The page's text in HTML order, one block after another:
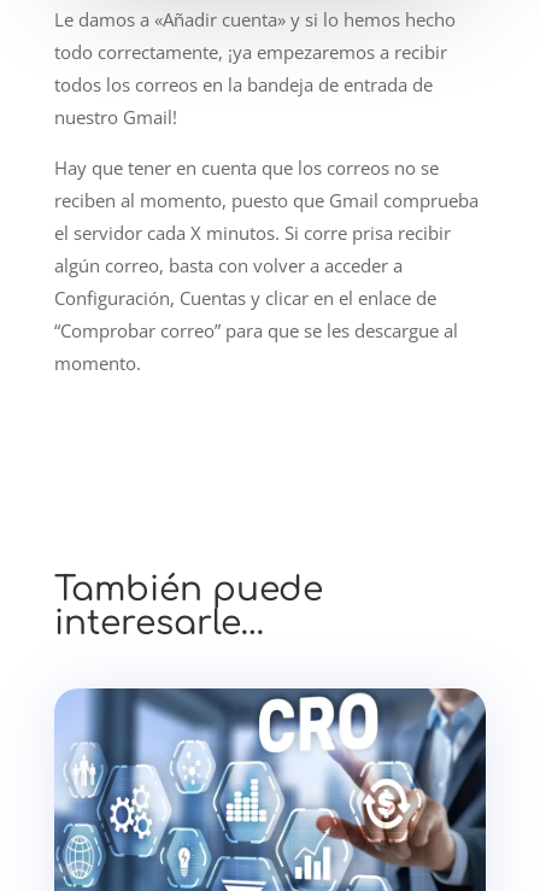
Le damos a «Añadir cuenta» y si lo hemos hecho
todo correctamente, ¡ya empezaremos a recibir
todos los correos en la bandeja de entrada de
nuestro Gmail!
Hay que tener en cuenta que los correos no se
reciben al momento, puesto que Gmail comprueba
el servidor cada X minutos. Si corre prisa recibir
algún correo, basta con volver a acceder a
Configuración, Cuentas y clicar en el enlace de
“Comprobar correo” para que se les descargue al
momento.
También puede
interesarle…